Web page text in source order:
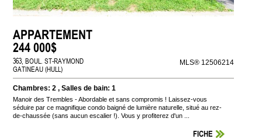
APPARTEMENT
244 000$
363, BOUL. ST-RAYMOND
GATINEAU (HULL)
MLS® 12506214
Chambres: 2 , Salles de bain: 1
Manoir des Trembles - Abordable et sans compromis ! Laissez-vous
séduire par ce magnifique condo baigné de lumière naturelle, situé au rez-
de-chaussée (sans aucun escalier !). Vous y profiterez d'un ...
FICHE